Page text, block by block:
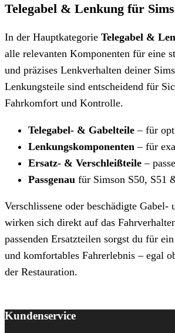
Telegabel & Lenkung für
In der Hauptkategorie Telegabel &
alle relevanten Komponenten für eine
und präzises Lenkverhalten deiner
Lenkungsteile sind entscheidend für
Fahrkomfort und Kontrolle.
Telegabel- & Gabelteile – für
Lenkungskomponenten – für
Ersatz- & Verschleißteile –
Passgenau für Simson S50, S51
Verschlissene oder beschädigte Gabel-
wirken sich direkt auf das
passenden Ersatzteilen sorgst du für
und komfortables Fahrerlebnis – egal
der Restauration.
Kundenservice